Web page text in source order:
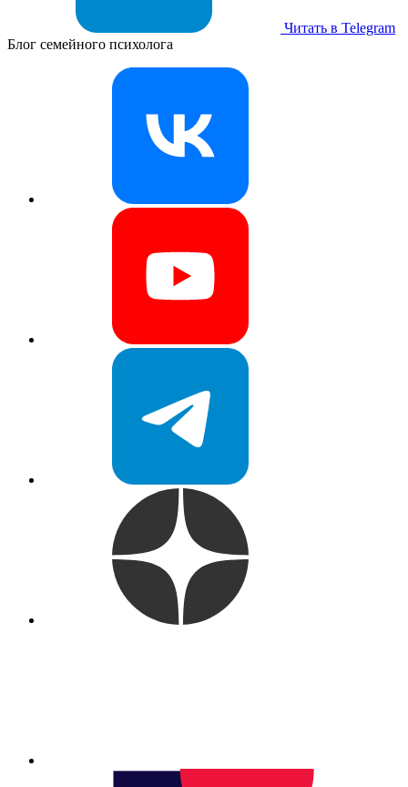
Читать в Telegram
Блог семейного психолога